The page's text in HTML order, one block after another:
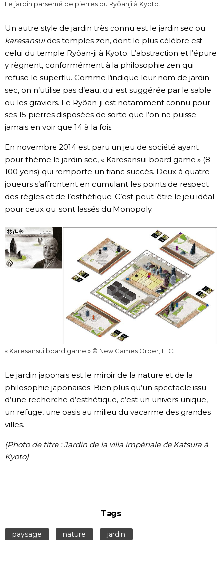
Le jardin parsemé de pierres du Ryôanji à Kyoto.
Un autre style de jardin très connu est le jardin sec ou
karesansuides temples zen, dont le plus célèbre est
celui du temple Ryôan-ji à Kyoto. L’abstraction et l’épure
y règnent, conformément à la philosophie zen qui
refuse le superflu. Comme l’indique leur nom de jardin
sec, on n’utilise pas d’eau, qui est suggérée par le sable
ou les graviers. Le Ryôan-ji est notamment connu pour
ses 15 pierres disposées de sorte que l’on ne puisse
jamais en voir que 14 à la fois.
En novembre 2014 est paru un jeu de société ayant
pour thème le jardin sec, « Karesansui board game » (8
100 yens) qui remporte un franc succès. Deux à quatre
joueurs s’affrontent en cumulant les points de respect
des règles et de l’esthétique. C’est peut-être le jeu idéal
pour ceux qui sont lassés du Monopoly.
« Karesansui board game » © New Games Order, LLC.
Le jardin japonais est le miroir de la nature et de la
philosophie japonaises. Bien plus qu’un spectacle issu
d’une recherche d’esthétique, c’est un univers unique,
un refuge, une oasis au milieu du vacarme des grandes
villes.
(Photo de titre : Jardin de la villa impériale de Katsura à
Kyoto)
Tags
paysage nature jardin